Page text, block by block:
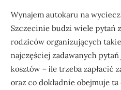
Wynajem autokaru na
Szczecinie budzi wiele pytań
rodziców organizujących
najczęściej zadawanych
kosztów – ile trzeba zapłacić
oraz co dokładnie obejmuje